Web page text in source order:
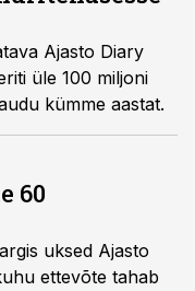
Ajasto Diary
ligikaudu kümme aastat.
60
Ajasto
ettevõte tahab